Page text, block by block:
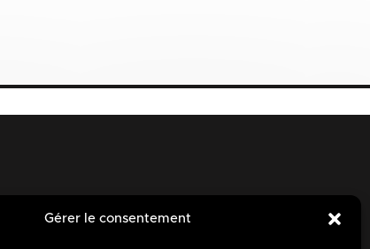
Gérer le consentement